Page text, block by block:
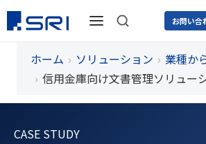
お問い合
ホーム ソリューション
業種か
信用金庫向け文書管理ソリュー
CASE STUDY